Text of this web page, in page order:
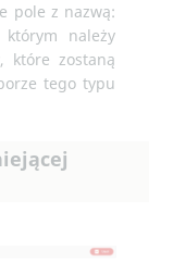
pole z nazwą:
należy
które zostaną
tego typu